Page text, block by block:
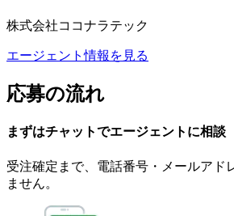
株式会社ココナラテック
エージェント情報を見る
応募の流れ
まずはチャットでエージェント に相談
受注確定まで、 電話番号・メールアド
ません。